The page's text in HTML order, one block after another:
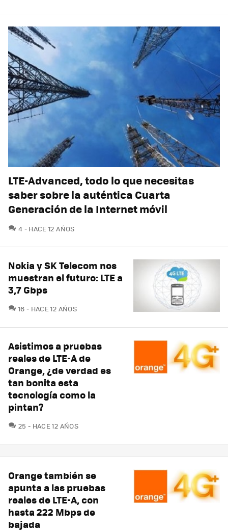
LTE-Advanced, todo lo que necesitas
saber sobre la auténtica Cuarta
Generación de la Internet móvil
4 COMENTARIOS
HACE 12 AÑOS
Nokia y SK Telecom nos
muestran el futuro: LTE a
3,7 Gbps
16 COMENTARIOS
HACE 12 AÑOS
Asistimos a pruebas
reales de LTE-A de
Orange, ¿de verdad es
tan bonita esta
tecnología como la
pintan?
25 COMENTARIOS
HACE 12 AÑOS
Orange también se
apunta a las pruebas
reales de LTE-A, con
hasta 222 Mbps de
bajada